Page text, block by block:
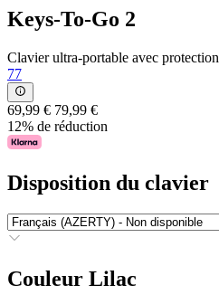
Keys-To-Go 2
Clavier ultra-portable avec protection
77
69,99 € 79,99 €
12% de réduction
Disposition du clavier
Couleur Lilac